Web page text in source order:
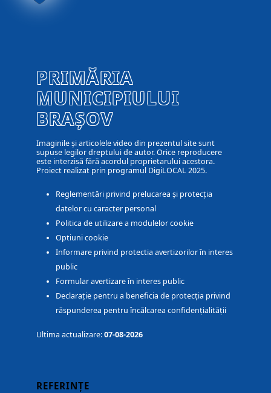
PRIMĂRIA
MUNICIPIULUI
BRAȘOV
Imaginile și articolele video din prezentul site sunt
supuse legilor dreptului de autor. Orice reproducere
este interzisă fără acordul proprietarului acestora.
Proiect realizat prin programul DigiLOCAL 2025.
Reglementări privind prelucarea și protecția
datelor cu caracter personal
Politica de utilizare a modulelor cookie
Optiuni cookie
Informare privind protectia avertizorilor în interes
public
Formular avertizare în interes public
Declarație pentru a beneficia de protecția privind
răspunderea pentru încălcarea confidențialității
Ultima actualizare:07-08-2026
REFERINȚE